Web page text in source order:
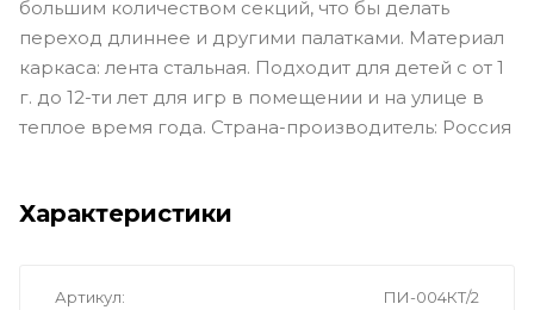
большим количеством секций, что бы делать
переход длиннее и другими палатками. Материал
каркаса: лента стальная. Подходит для детей с от 1
г. до 12-ти лет для игр в помещении и на улице в
теплое время года. Страна-производитель: Россия
Характеристики
Артикул ПИ-004КТ/2